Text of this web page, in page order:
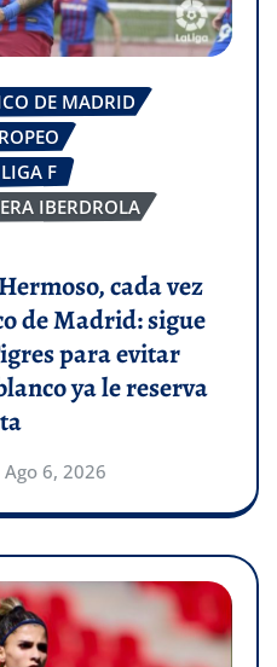
DE MADRID
LIGA F
IBERDROLA
cada vez
de Madrid: sigue
para evitar
ya le reserva
Ago 6, 2026